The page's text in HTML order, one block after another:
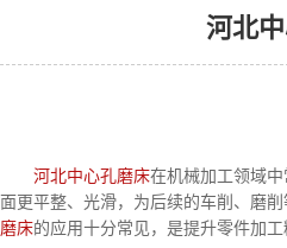
河北
河北中心孔磨床在机械加工领域
面更平整、光滑，为后续的车削、磨
磨床的应用十分常见，是提升零件加工